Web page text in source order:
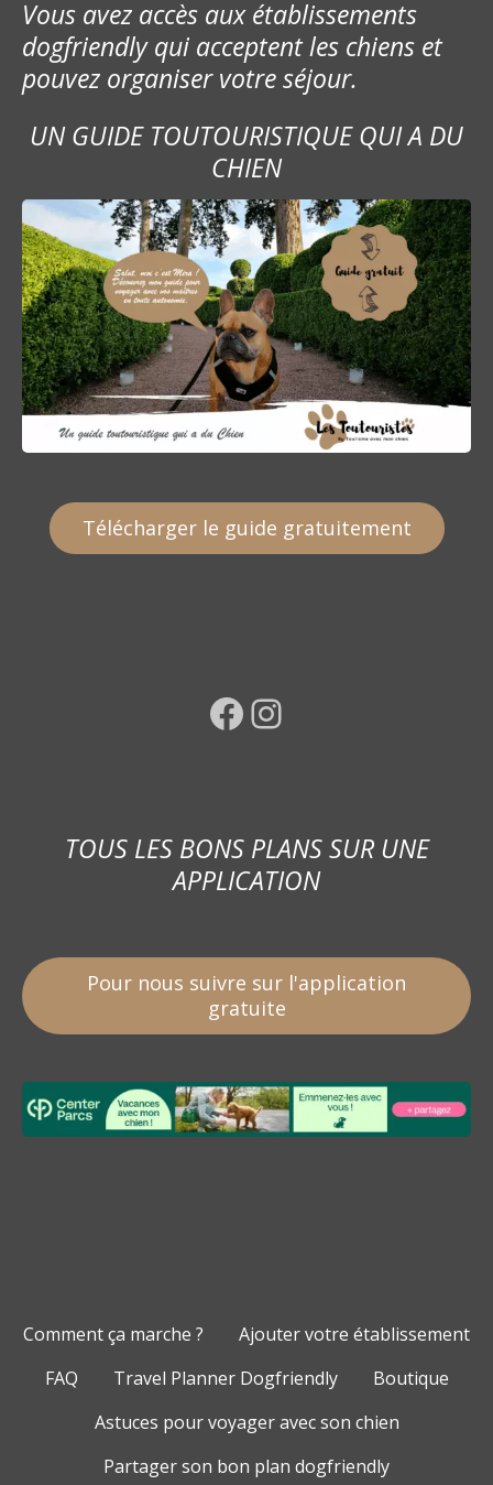
Vous avez accès aux établissements
dogfriendly qui acceptent les chiens et
pouvez organiser votre séjour.
UN GUIDE TOUTOURISTIQUE QUI A DU
CHIEN
Télécharger le guide gratuitement
Facebook Instagram
TOUS LES BONS PLANS SUR UNE
APPLICATION
Pour nous suivre sur l'application
gratuite
Comment ça marche ?
Ajouter votre établissement
FAQ
Travel Planner Dogfriendly
Boutique
Astuces pour voyager avec son chien
Partager son bon plan dogfriendly